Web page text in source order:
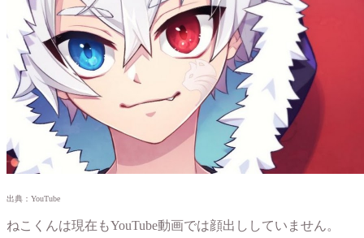
出典：YouTube
ねこくんは現在もYouTube動画では顔出ししていません。